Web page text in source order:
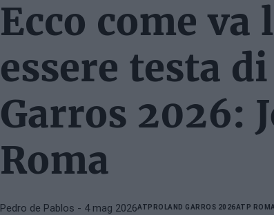
Ecco come
essere testa
Garros 2026:
Roma
Pedro de Pablos - 4 mag 2026ATP ROLAND GARROS 2026ATP